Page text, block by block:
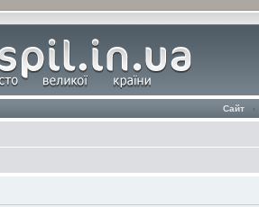
Сайт ‹